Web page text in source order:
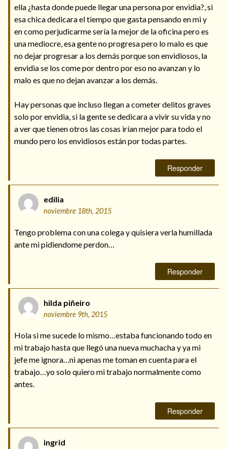
ella ¿hasta donde puede llegar una persona por envidia?, si
esa chica dedicara el tiempo que gasta pensando en mi y
en como perjudicarme sería la mejor de la oficina pero es
una mediocre, esa gente no progresa pero lo malo es que
no dejar progresar a los demás porque son envidiosos, la
envidia se los come por dentro por eso no avanzan y lo
malo es que no dejan avanzar a los demás.
Hay personas que incluso llegan a cometer delitos graves
solo por envidia, si la gente se dedicara a vivir su vida y no
a ver que tienen otros las cosas irían mejor para todo el
mundo pero los envidiosos están por todas partes.
Responder
edilia
noviembre 18th, 2015
Tengo problema con una colega y quisiera verla humillada
ante mi pidiendome perdon…
Responder
hilda piñeiro
noviembre 9th, 2015
Hola si me sucede lo mismo…estaba funcionando todo en
mi trabajo hasta que llegó una nueva muchacha y ya mi
jefe me ignora…ni apenas me toman en cuenta para el
trabajo…yo solo quiero mi trabajo normalmente como
antes.
Responder
ingrid